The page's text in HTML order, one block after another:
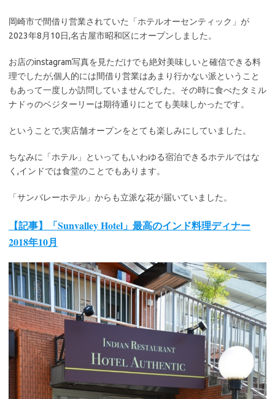
岡崎市で間借り営業されていた「ホテルオーセンティック」が
2023年8月10日,名古屋市昭和区にオープンしました。
お店のinstagram写真を見ただけでも絶対美味しいと確信できる料
理でしたが,個人的には間借り営業はあまり行かない派ということ
もあって一度しか訪問していませんでした。その時に食べたタミル
ナドゥのベジターリーは期待通りにとても美味しかったです。
ということで,実店舗オープンをとても楽しみにしていました。
ちなみに「ホテル」といっても,いわゆる宿泊できるホテルではな
く,インドでは食堂のことでもあります。
「サンバレーホテル」からも立派な花が届いていました。
【記事】「Sunvalley Hotel」最高のインド料理ディナー
2018年10月